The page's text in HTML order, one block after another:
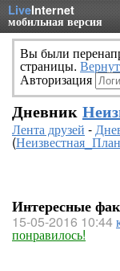
LiveInternet
мобильная версия
Вы были
страницы.
Авторизация
Дневник
Лента друзей -
(
Интересные
15-05-2016 10:44
понравилось!